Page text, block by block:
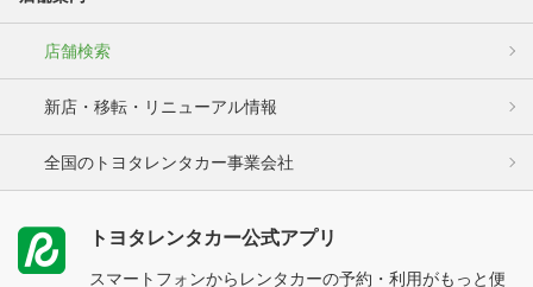
店舗検索
新店・移転・リニューアル情報
全国のトヨタレンタカー事業会社
トヨタレンタカー公式アプリ
スマートフォンからレンタカーの予約・利用がもっと便